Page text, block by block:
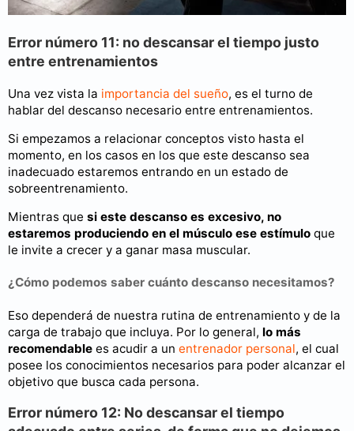
Error número 11: no descansar el tiempo justo
entre entrenamientos
Una vez vista la importancia del sueño, es el turno de
hablar del descanso necesario entre entrenamientos.
Si empezamos a relacionar conceptos visto hasta el
momento, en los casos en los que este descanso sea
inadecuado estaremos entrando en un estado de
sobreentrenamiento.
Mientras que si este descanso es excesivo, no
estaremos produciendo en el músculo ese estímulo que
le invite a crecer y a ganar masa muscular.
¿Cómo podemos saber cuánto descanso necesitamos?
Eso dependerá de nuestra rutina de entrenamiento y de la
carga de trabajo que incluya. Por lo general, lo más
recomendable es acudir a un entrenador personal, el cual
posee los conocimientos necesarios para poder alcanzar el
objetivo que busca cada persona.
Error número 12: No descansar el tiempo